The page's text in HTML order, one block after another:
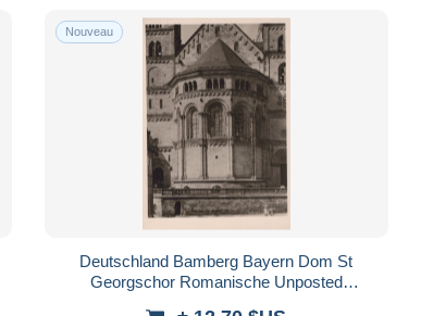
Nouveau
Deutschland Bamberg Bayern Dom St
Georgschor Romanische Unposted